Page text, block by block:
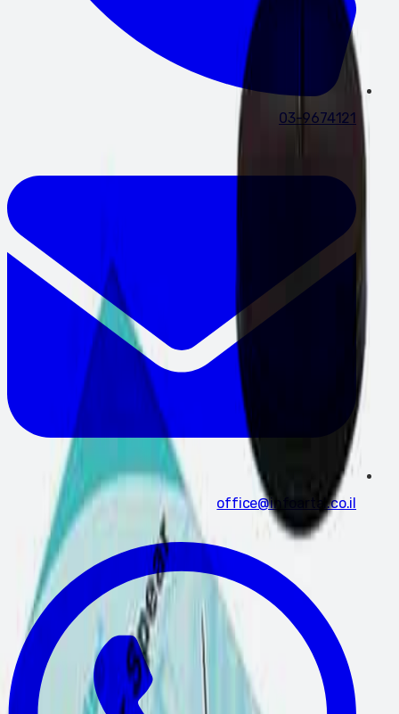
03-9674121
office@infoartal.co.il